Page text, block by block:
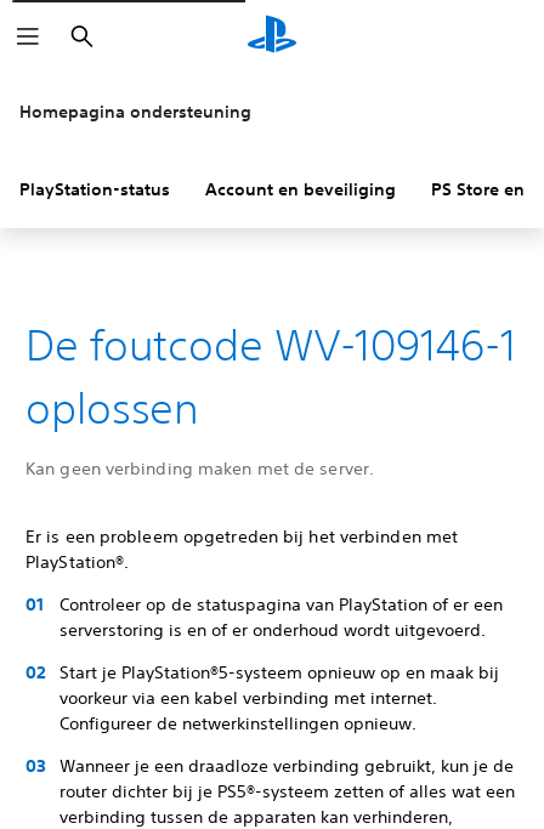
Zoeken
Homepagina ondersteuning
PlayStation-status Account en beveiliging PS Store en
De foutcode WV-109146-1
oplossen
Kan geen verbinding maken met de server.
Er is een probleem opgetreden bij het verbinden met
PlayStation®.
Controleer op de statuspagina van PlayStation of er een
serverstoring is en of er onderhoud wordt uitgevoerd.
Start je PlayStation®5-systeem opnieuw op en maak bij
voorkeur via een kabel verbinding met internet.
Configureer de netwerkinstellingen opnieuw.
Wanneer je een draadloze verbinding gebruikt, kun je de
router dichter bij je PS5®-systeem zetten of alles wat een
verbinding tussen de apparaten kan verhinderen,